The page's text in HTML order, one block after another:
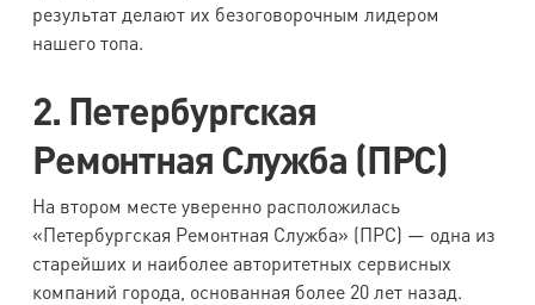
результат делают их безоговорочным лидером
нашего топа.
2. Петербургская
Ремонтная Служба (ПРС)
На втором месте уверенно расположилась
«Петербургская Ремонтная Служба» (ПРС) — одна из
старейших и наиболее авторитетных сервисных
компаний города, основанная более 20 лет назад.